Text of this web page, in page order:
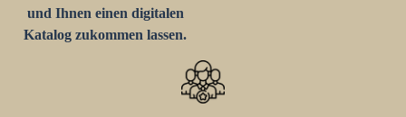
und Ihnen einen digitalen
Katalog zukommen lassen.